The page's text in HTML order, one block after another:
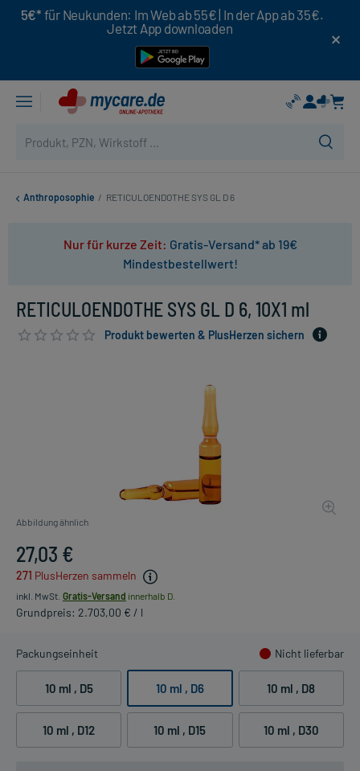
5€* für Neukunden: Im Web ab 55€ | In der App ab 35€.
Jetzt App downloaden
Anthroposophie / RETICULOENDOTHE SYS GL D 6
Nur für kurze Zeit: Gratis-Versand* ab 19€
Mindestbestellwert!
RETICULOENDOTHE SYS GL D 6, 10X1 ml
Produkt bewerten & PlusHerzen sichern
Abbildung ähnlich
27,03 €
271 PlusHerzen sammeln
inkl. MwSt. Gratis-Versand innerhalb D.
Grundpreis: 2.703,00 € / l
Packungseinheit Nicht lieferbar
10 ml , D5 10 ml , D6 10 ml , D8
10 ml , D12 10 ml , D15 10 ml , D30